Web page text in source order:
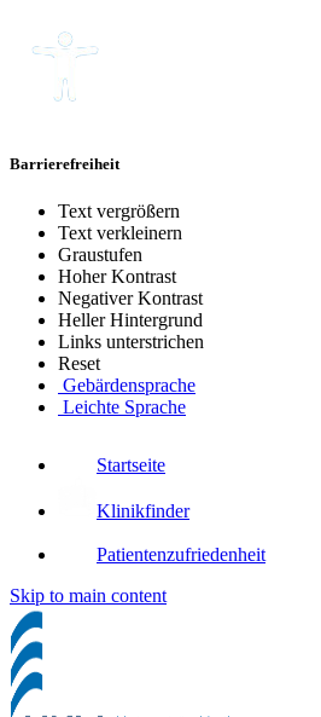
Barrierefreiheit
Text vergrößern
Text verkleinern
Graustufen
Hoher Kontrast
Negativer Kontrast
Heller Hintergrund
Links unterstrichen
Reset
Gebärdensprache
Leichte Sprache
Startseite
Klinikfinder
Patientenzufriedenheit
Skip to main content